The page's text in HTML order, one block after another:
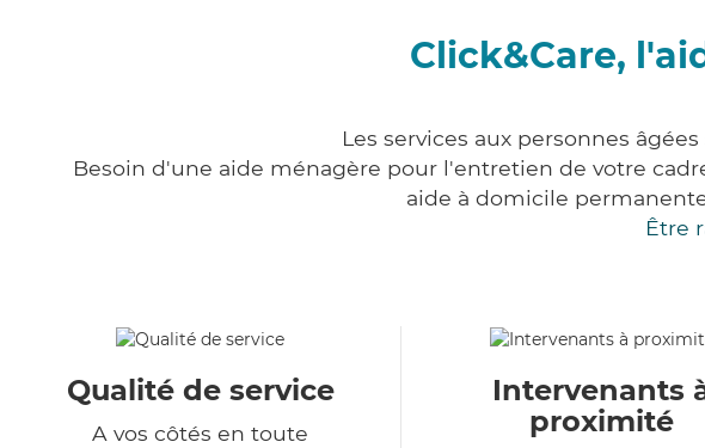
Click&Care,
Les services aux personnes
Besoin d'une aide ménagère pour l'entretien de votre
aide à domicile
Être
Qualité de service
A vos côtés en toute
Intervenants
proximité